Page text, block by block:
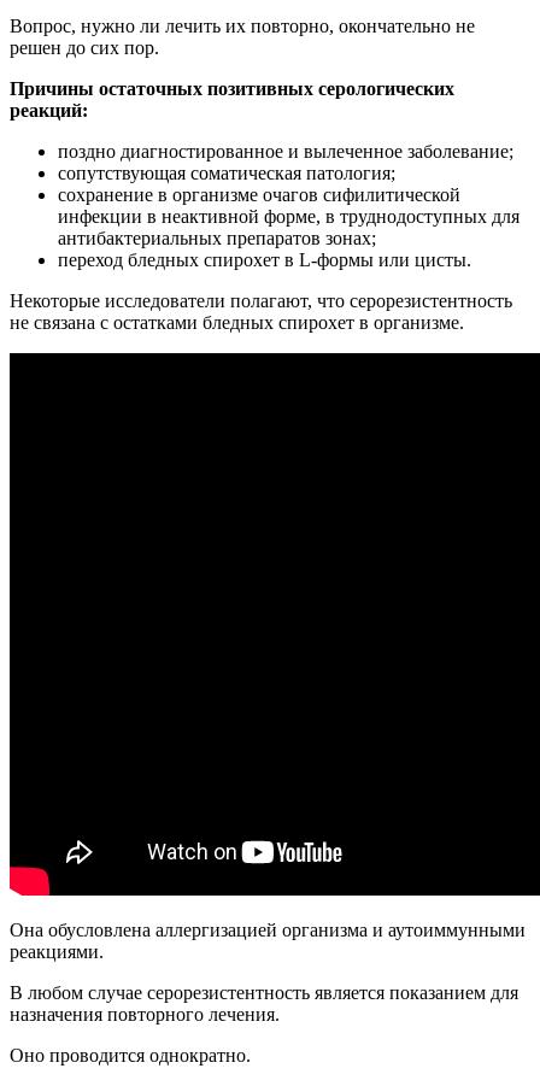
Вопрос, нужно ли лечить их повторно, окончательно не
решен до сих пор.
Причины остаточных позитивных серологических
реакций:
поздно диагностированное и вылеченное заболевание;
сопутствующая соматическая патология;
сохранение в организме очагов сифилитической
инфекции в неактивной форме, в труднодоступных для
антибактериальных препаратов зонах;
переход бледных спирохет в L-формы или цисты.
Некоторые исследователи полагают, что серорезистентность
не связана с остатками бледных спирохет в организме.
Она обусловлена аллергизацией организма и аутоиммунными
реакциями.
В любом случае серорезистентность является показанием для
назначения повторного лечения.
Оно проводится однократно.